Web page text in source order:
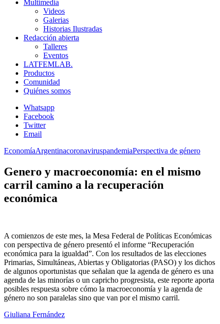
Multimedia
Videos
Galerias
Historias Ilustradas
Redacción abierta
Talleres
Eventos
LATFEMLAB.
Productos
Comunidad
Quiénes somos
Whatsapp
Facebook
Twitter
Email
EconomíaArgentinacoronaviruspandemiaPerspectiva de género
Genero y macroeconomía: en el mismo
carril camino a la recuperación
económica
A comienzos de este mes, la Mesa Federal de Políticas Económicas
con perspectiva de género presentó el informe “Recuperación
económica para la igualdad”. Con los resultados de las elecciones
Primarias, Simultáneas, Abiertas y Obligatorias (PASO) y los dichos
de algunos oportunistas que señalan que la agenda de género es una
agenda de las minorías o un capricho progresista, este reporte aporta
posibles respuesta sobre cómo la macroeconomía y la agenda de
género no son paralelas sino que van por el mismo carril.
Giuliana Fernández